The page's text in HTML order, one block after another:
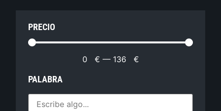
PRECIO
0 € — 136 €
PALABRA